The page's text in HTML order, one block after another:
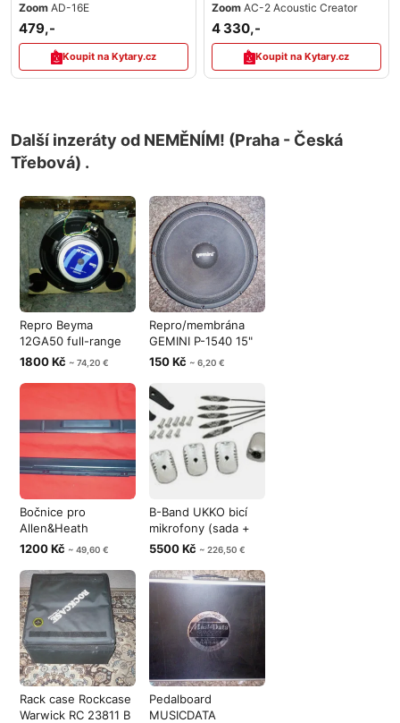
Zoom AD-16E
479,-
Koupit na Kytary.cz
Zoom AC-2 Acoustic Creator
4 330,-
Koupit na Kytary.cz
Další inzeráty od NEMĚNÍM! (Praha - Česká
Třebová) .
Repro Beyma
12GA50 full-range
12″, 250 W AES,
1800 Kč ~ 74,20 €
Repro/membrána
GEMINI P-1540 15"
150w 8Ω (spá
150 Kč ~ 6,20 €
Bočnice pro
Allen&Heath
MixWizard WZ
1200 Kč ~ 49,60 €
B-Band UKKO bicí
mikrofony (sada +
náhradní d
5500 Kč ~ 226,50 €
Rack case Rockcase
Warwick RC 23811 B
Pedalboard
MUSICDATA